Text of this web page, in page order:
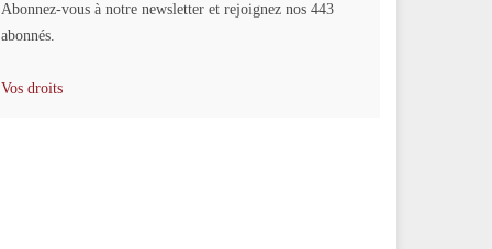
Abonnez-vous à notre newsletter et rejoignez nos 443
abonnés.
Vos droits